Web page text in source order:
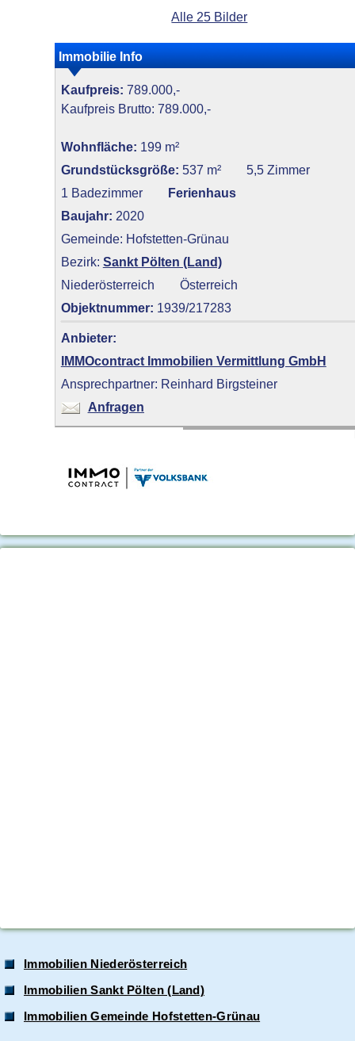
Alle 25 Bilder
Immobilie Info
Kaufpreis: 789.000,-
Kaufpreis Brutto: 789.000,-
Wohnfläche: 199 m²
Grundstücksgröße: 537 m²
5,5 Zimmer
1 Badezimmer
Ferienhaus
Baujahr: 2020
Gemeinde: Hofstetten-Grünau
Bezirk: Sankt Pölten (Land)
Niederösterreich
Österreich
Objektnummer: 1939/217283
Anbieter:
IMMOcontract Immobilien Vermittlung GmbH
Ansprechpartner: Reinhard Birgsteiner
Anfragen
Immobilien Niederösterreich
Immobilien Sankt Pölten (Land)
Immobilien Gemeinde Hofstetten-Grünau